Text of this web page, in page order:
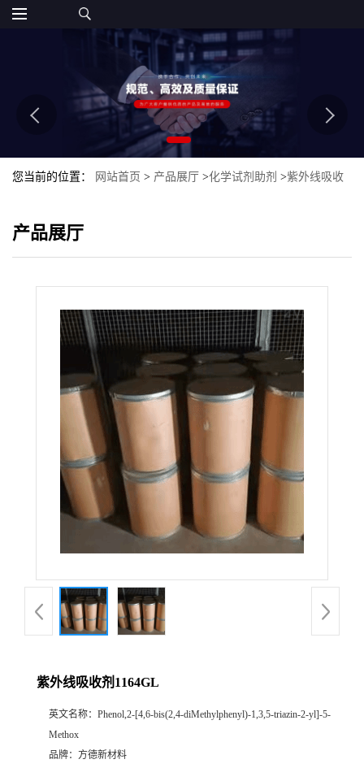
您当前的位置： 网站首页 > 产品展厅 >化学试剂助剂 >紫外线吸收
产品展厅
紫外线吸收剂1164GL
英文名称： Phenol,2-[4,6-bis(2,4-diMethylphenyl)-1,3,5-triazin-2-yl]-5-
Methox
品牌： 方德新材料